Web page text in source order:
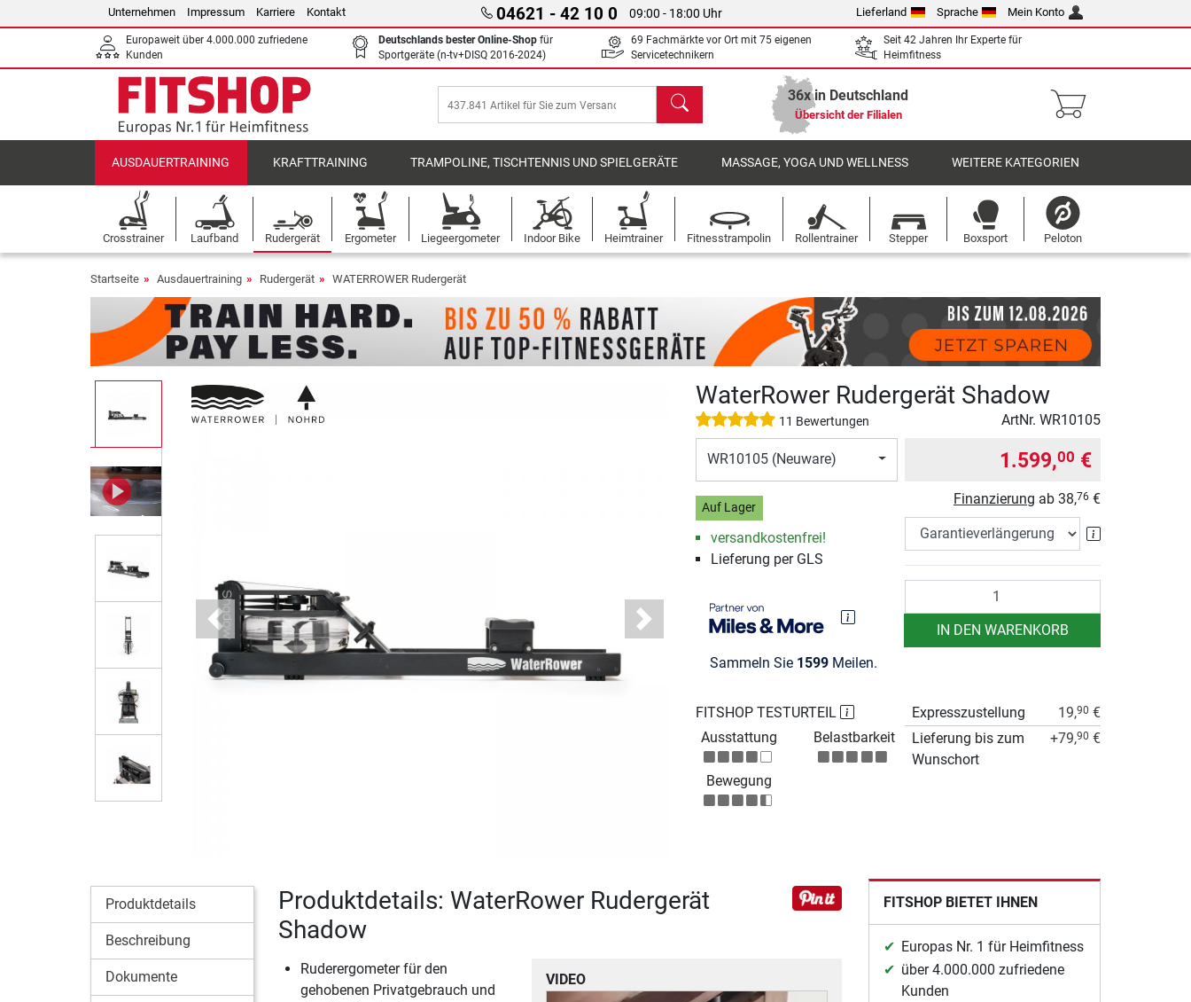
Unternehmen Impressum Karriere Kontakt 04621 - 42 10 0 09:00 - 18:00 Uhr Lieferland Sprache Mein Konto
Europaweit über 4.000.000 zufriedene
Kunden
Deutschlands bester Online-Shop für
Sportgeräte (n-tv+DISQ 2016-2024)
69 Fachmärkte vor Ort mit 75 eigenen
Servicetechnikern
Seit 42 Jahren Ihr Experte für
Heimfitness
Suchen 36x in Deutschland
Übersicht der Filialen
AUSDAUERTRAINING KRAFTTRAINING TRAMPOLINE, TISCHTENNIS UND SPIELGERÄTE MASSAGE, YOGA UND WELLNESS WEITERE KATEGORIEN
Crosstrainer Laufband Rudergerät Ergometer Liegeergometer Indoor Bike Heimtrainer Fitnesstrampolin Rollentrainer Stepper Boxsport Peloton
Startseite Ausdauertraining Rudergerät WATERROWER Rudergerät
Previous Next
WaterRower Rudergerät Shadow
11 Bewertungen ArtNr. WR10105
WR10105 (Neuware)
Auf Lager
versandkostenfrei!
Lieferung per GLS
Sammeln Sie 1599Meilen.
1.599,00 €
Finanzierung ab 38,76 €
IN DEN WARENKORB
FITSHOP TESTURTEIL
Ausstattung
Belastbarkeit
Bewegung
Expresszustellung 19,90 €
Lieferung bis zum
Wunschort
+79,90 €
Produktdetails
Beschreibung
Dokumente
Produktdetails: WaterRower Rudergerät
Shadow
VIDEO
Ruderergometer für den
gehobenen Privatgebrauch und
FITSHOP BIETET IHNEN
Europas Nr. 1 für Heimfitness
über 4.000.000 zufriedene
Kunden